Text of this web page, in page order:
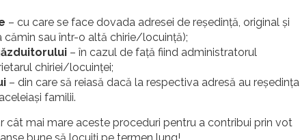
– cu care se face dovada adresei de reşedinţă, original şi
cămin sau într-o altă chirie/locuință);
– în cazul de față fiind administratorul
chiriei/locuinței;
– din care să reiasă dacă la respectiva adresă au reşedinţa
familii.
cât mai mare aceste proceduri pentru a contribui prin vot